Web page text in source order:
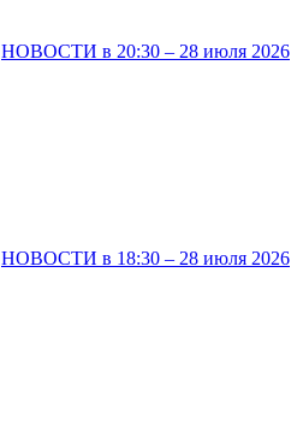
НОВОСТИ в 20:30 – 28 июля 2026
НОВОСТИ в 18:30 – 28 июля 2026